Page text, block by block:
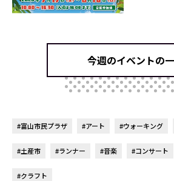
今週のイベントの
#富山市民プラザ #アート #ウォーキング
#土産市 #ランナー #音楽 #コンサート
#クラフト